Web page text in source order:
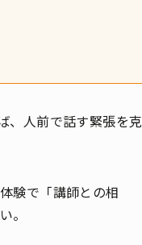
、人前で話す緊張を克
験で「講師との相
。